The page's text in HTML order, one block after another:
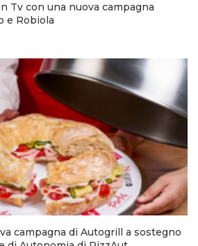
Tv con una nuova campagna
e Robiola
campagna di Autogrill a sostegno